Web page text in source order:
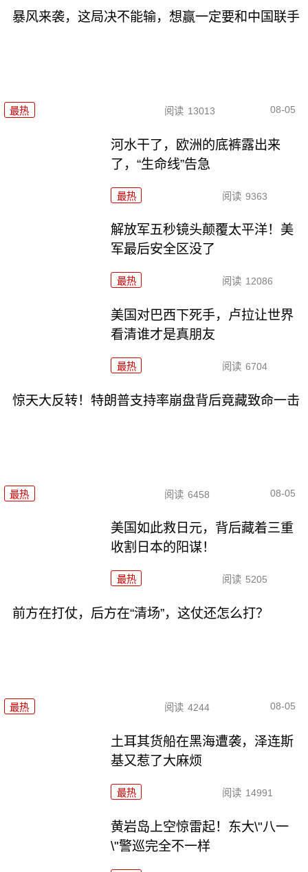
暴风来袭，这局决不能输，想赢一定要和中国联手
最热 阅读 13013 08-05
河水干了，欧洲的底裤露出来
了，“生命线”告急
最热 阅读 9363
解放军五秒镜头颠覆太平洋！美
军最后安全区没了
最热 阅读 12086
美国对巴西下死手，卢拉让世界
看清谁才是真朋友
最热 阅读 6704
惊天大反转！特朗普支持率崩盘背后竟藏致命一击
最热 阅读 6458 08-05
美国如此救日元，背后藏着三重
收割日本的阳谋！
最热 阅读 5205
前方在打仗，后方在“清场”，这仗还怎么打？
最热 阅读 4244 08-05
土耳其货船在黑海遭袭，泽连斯
基又惹了大麻烦
最热 阅读 14991
黄岩岛上空惊雷起！东大\"八一
\"警巡完全不一样